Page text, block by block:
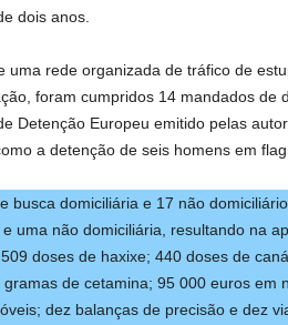
dois anos.
uma rede organizada de tráfico de
foram cumpridos 14 mandados de
Detenção Europeu emitido pelas
a detenção de seis homens em
busca domiciliária e 17 não
uma não domiciliária, resultando na
doses de haxixe; 440 doses de
de cetamina; 95 000 euros em
dez balanças de precisão e dez